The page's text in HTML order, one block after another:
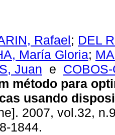
Rafael; DEL
María Gloria;
Juan e
método para
usando
2007, vol.32,
1844.